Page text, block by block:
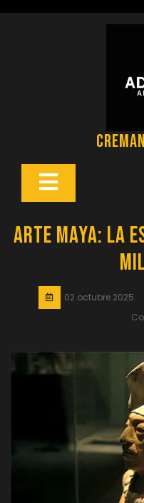
Botón
Arte Maya: La
02 octubre 2025